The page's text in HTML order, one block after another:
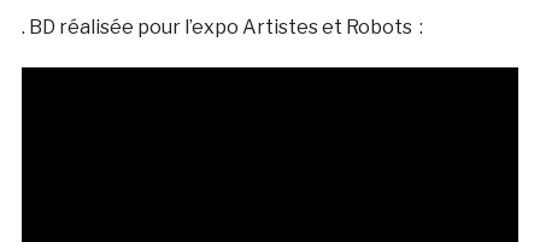
. BD réalisée pour l’expo Artistes et Robots :